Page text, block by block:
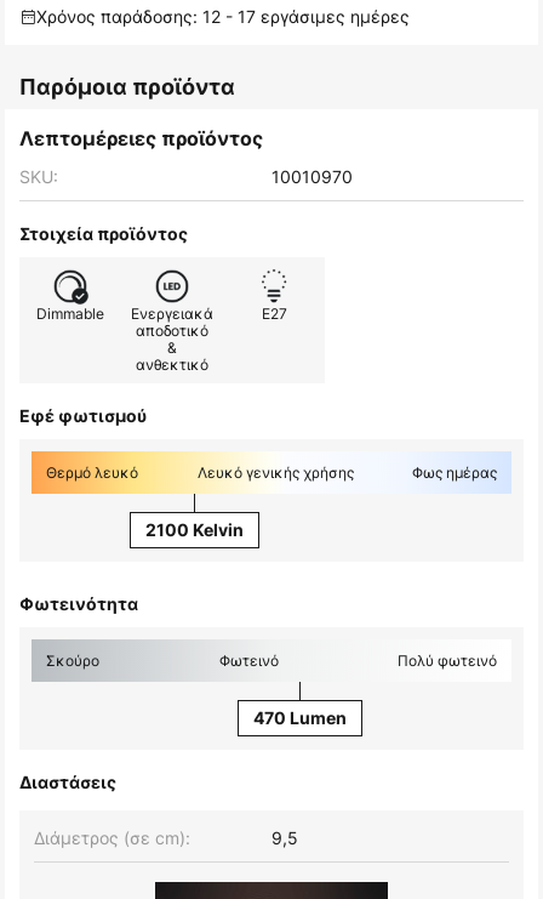
Χρόνος παράδοσης: 12 - 17 εργάσιμες ημέρες
Παρόμοια προϊόντα
Λεπτομέρειες προϊόντος
SKU: 10010970
Στοιχεία προϊόντος
Dimmable
Ενεργειακά
αποδοτικό
&
ανθεκτικό
E27
Εφέ φωτισμού
Θερμό λευκό Λευκό γενικής χρήσης Φως ημέρας
2100 Kelvin
Φωτεινότητα
Σκούρο Φωτεινό Πολύ φωτεινό
470 Lumen
Διαστάσεις
Διάμετρος (σε cm): 9,5